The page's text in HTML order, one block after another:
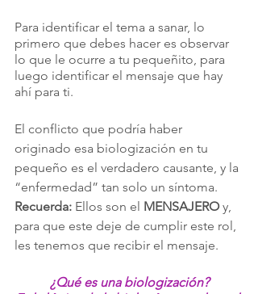
Para identificar el tema a sanar, lo
primero que debes hacer es observar
lo que le ocurre a tu pequeñito, para
luego identificar el mensaje que hay
ahí para ti.
El conflicto que podría haber
originado esa biologización en tu
pequeño es el verdadero causante, y la
“enfermedad” tan solo un síntoma.
Recuerda: Ellos son el MENSAJERO y,
para que este deje de cumplir este rol,
les tenemos que recibir el mensaje.
¿Qué es una biologización?